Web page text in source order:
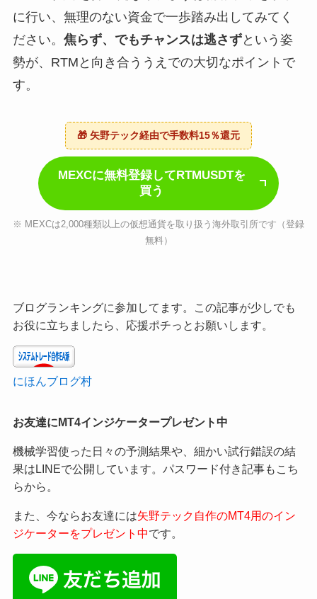
に行い、無理のない資金で一歩踏み出してみてく
ださい。 焦らず、でもチャンスは逃さずという姿
勢が、RTMと向き合ううえでの大切なポイントで
す。
🎁 矢野テック経由で手数料15％還元
MEXCに無料登録してRTMUSDTを
買う
※ MEXCは2,000種類以上の仮想通貨を取り扱う海外取引所です（登録
無料）
ブログランキングに参加してます。この記事が少しでも
お役に立ちましたら、応援ポチっとお願いします。
にほんブログ村
お友達にMT4インジケータープレゼント中
機械学習使った日々の予測結果や、細かい試行錯誤の結
果はLINEで公開しています。パスワード付き記事もこち
らから。
また、今ならお友達には矢野テック自作のMT4用のイン
ジケーターをプレゼント中です。